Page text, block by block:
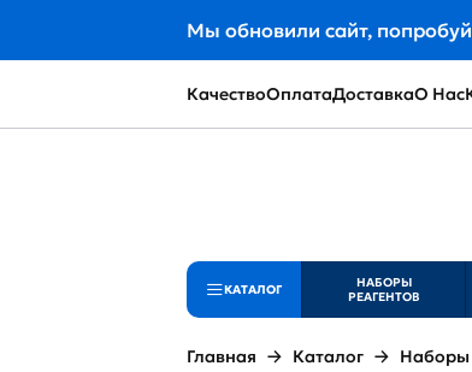
Мы обновили сайт,
КачествоОплатаДоставкаО Нас
КАТАЛОГ
НАБОРЫ
РЕАГЕНТОВ
Главная Каталог Наборы